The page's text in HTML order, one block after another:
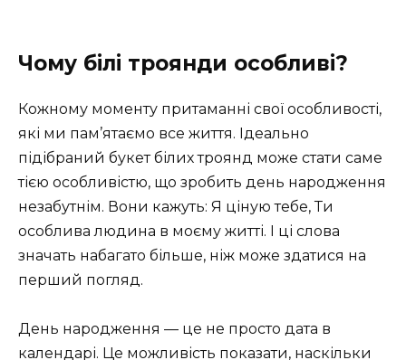
Чому білі троянди особливі?
Кожному моменту притаманні свої особливості,
які ми пам’ятаємо все життя. Ідеально
підібраний букет білих троянд може стати саме
тією особливістю, що зробить день народження
незабутнім. Вони кажуть: Я ціную тебе, Ти
особлива людина в моєму житті. І ці слова
значать набагато більше, ніж може здатися на
перший погляд.
День народження — це не просто дата в
календарі. Це можливість показати, наскільки